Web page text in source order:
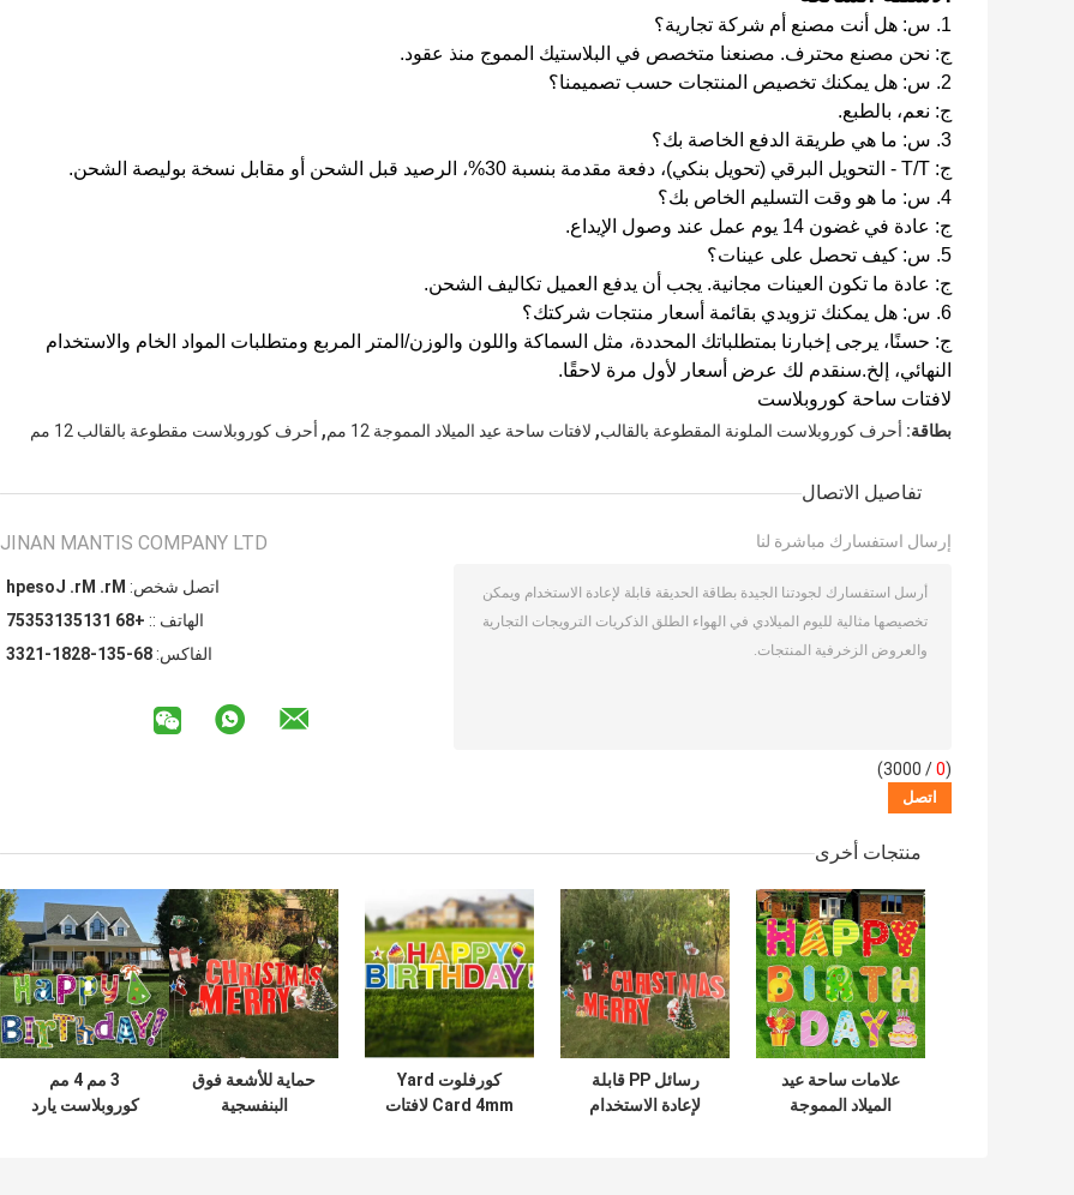
1. س: هل أنت مصنع أم شركة تجارية؟
ج: نحن مصنع محترف. مصنعنا متخصص في البلاستيك المموج منذ عقود.
2. س: هل يمكنك تخصيص المنتجات حسب تصميمنا؟
ج: نعم، بالطبع.
3. س: ما هي طريقة الدفع الخاصة بك؟
ج: T/T - التحويل البرقي (تحويل بنكي)، دفعة مقدمة بنسبة 30%، الرصيد قبل الشحن أو مقابل نسخة بوليصة الشحن.
4. س: ما هو وقت التسليم الخاص بك؟
ج: عادة في غضون 14 يوم عمل عند وصول الإيداع.
5. س: كيف تحصل على عينات؟
ج: عادة ما تكون العينات مجانية. يجب أن يدفع العميل تكاليف الشحن.
6. س: هل يمكنك تزويدي بقائمة أسعار منتجات شركتك؟
ج: حسنًا، يرجى إخبارنا بمتطلباتك المحددة، مثل السماكة واللون والوزن/المتر المربع ومتطلبات المواد الخام والاستخدام
النهائي، إلخ.سنقدم لك عرض أسعار لأول مرة لاحقًا.
لافتات ساحة كوروبلاست
بطاقة: أحرف كوروبلاست الملونة المقطوعة بالقالب, لافتات ساحة عيد الميلاد المموجة 12 مم , أحرف كوروبلاست مقطوعة بالقالب 12 مم
تفاصيل الاتصال
JINAN MANTIS COMPANY LTD
اتصل شخص: Mr. Mr. Joseph
الهاتف :: +86 13153135357
الفاكس: 86-531-8281-1233
إرسال استفسارك مباشرة لنا
(
0
/ 3000)
منتجات أخرى
علامات ساحة عيد
الميلاد المموجة
رسائل PP قابلة
لإعادة الاستخدام
كورفلوت Yard
Card 4mm لافتات
حماية للأشعة فوق
البنفسجية
3 مم 4 مم
كوروبلاست يارد